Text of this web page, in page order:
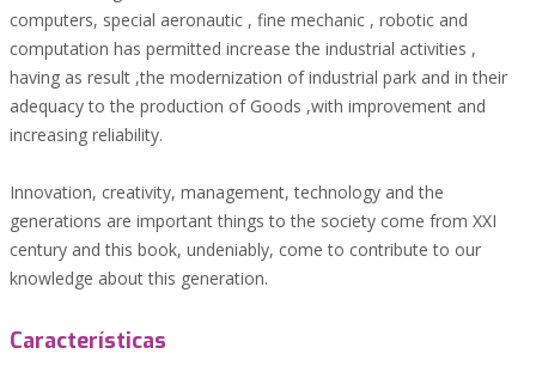
computers, special aeronautic , fine mechanic , robotic and
computation has permitted increase the industrial activities ,
having as result ,the modernization of industrial park and in their
adequacy to the production of Goods ,with improvement and
increasing reliability.
Innovation, creativity, management, technology and the
generations are important things to the society come from XXI
century and this book, undeniably, come to contribute to our
knowledge about this generation.
Características